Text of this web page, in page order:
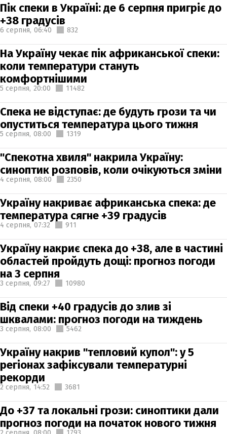
Пік спеки в Україні: де 6 серпня пригріє до
+38 градусів
6 серпня, 06:40 832
На Україну чекає пік африканської спеки:
коли температури стануть
комфортнішими
5 серпня, 20:00 11482
Спека не відступає: де будуть грози та чи
опуститься температура цього тижня
5 серпня, 08:00 1319
"Спекотна хвиля" накрила Україну:
синоптик розповів, коли очікуються зміни
4 серпня, 08:00 2350
Україну накриває африканська спека: де
температура сягне +39 градусів
4 серпня, 07:32 911
Україну накриє спека до +38, але в частині
областей пройдуть дощі: прогноз погоди
на 3 серпня
3 серпня, 09:27 10980
Від спеки +40 градусів до злив зі
шквалами: прогноз погоди на тиждень
3 серпня, 08:00 5462
Україну накрив "тепловий купол": у 5
регіонах зафіксували температурні
рекорди
2 серпня, 14:52 3681
До +37 та локальні грози: синоптики дали
прогноз погоди на початок нового тижня